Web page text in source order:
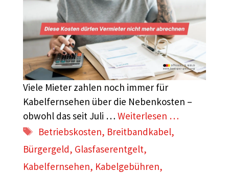
Viele Mieter zahlen noch immer für
Kabelfernsehen über die Nebenkosten –
obwohl das seit Juli … Weiterlesen …
Schlagwörter
Betriebskosten, Breitbandkabel,
Bürgergeld, Glasfaserentgelt,
Kabelfernsehen, Kabelgebühren,